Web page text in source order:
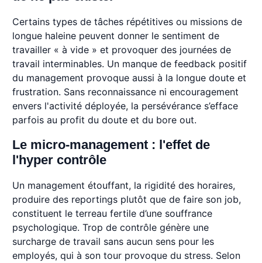
Certains types de tâches répétitives ou missions de
longue haleine peuvent donner le sentiment de
travailler « à vide » et provoquer des journées de
travail interminables. Un manque de feedback positif
du management provoque aussi à la longue doute et
frustration. Sans reconnaissance ni encouragement
envers l'activité déployée, la persévérance s’efface
parfois au profit du doute et du bore out.
Le micro-management : l'effet de
l'hyper contrôle
Un management étouffant, la rigidité des horaires,
produire des reportings plutôt que de faire son job,
constituent le terreau fertile d’une souffrance
psychologique. Trop de contrôle génère une
surcharge de travail sans aucun sens pour les
employés, qui à son tour provoque du stress. Selon